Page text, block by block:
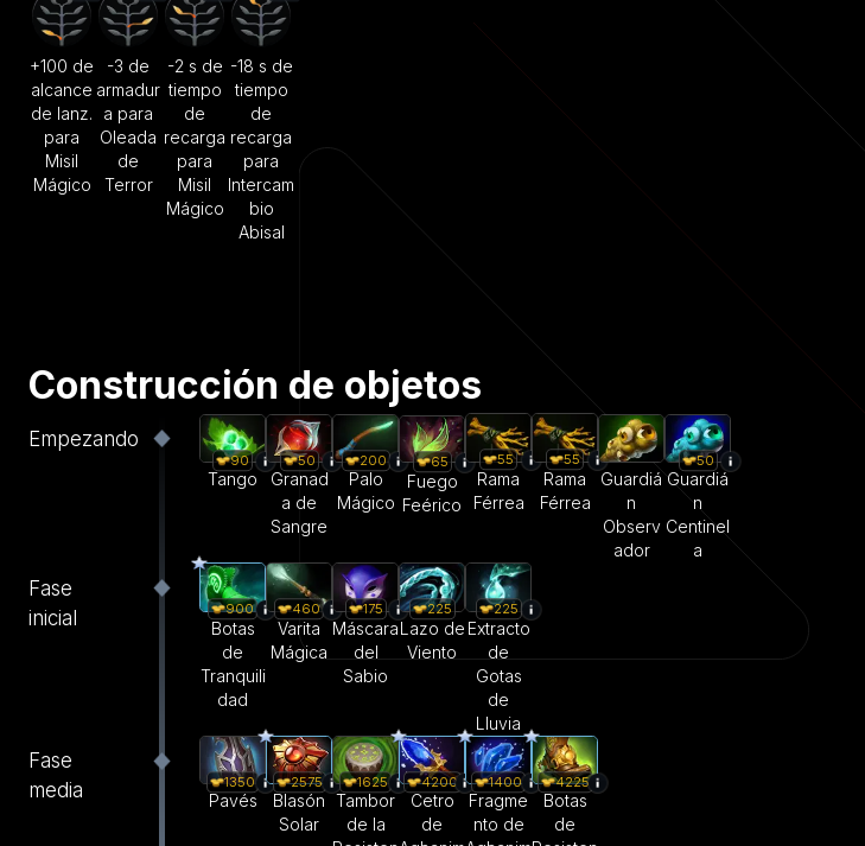
+100 de
alcance
de lanz.
para
Misil
Mágico
-3 de
armadur
a para
Oleada
de
Terror
-2 s de
tiempo
de
recarga
para
Misil
Mágico
-18 s de
tiempo
de
recarga
para
Intercam
bio
Abisal
Construcción de objetos
Empezando
90
Tango
50
Granad
a de
Sangre
200
Palo
Mágico
65
Fuego
Feérico
55
Rama
Férrea
55
Rama
Férrea
Guardiá
n
Observ
ador
50
Guardiá
n
Centinel
a
Fase
inicial
900
Botas
de
Tranquili
dad
460
Varita
Mágica
175
Máscara
del
Sabio
225
Lazo de
Viento
225
Extracto
de
Gotas
de
Lluvia
Fase
media
1350
Pavés
2575
Blasón
Solar
1625
Tambor
de la
4200
Cetro
de
1400
Fragme
nto de
4225
Botas
de